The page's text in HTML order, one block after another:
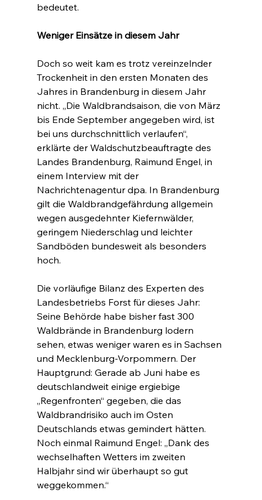
bedeutet.
Weniger Einsätze in diesem Jahr
Doch so weit kam es trotz vereinzelnder
Trockenheit in den ersten Monaten des
Jahres in Brandenburg in diesem Jahr
nicht. „Die Waldbrandsaison, die von März
bis Ende September angegeben wird, ist
bei uns durchschnittlich verlaufen“,
erklärte der Waldschutzbeauftragte des
Landes Brandenburg, Raimund Engel, in
einem Interview mit der
Nachrichtenagentur dpa. In Brandenburg
gilt die Waldbrandgefährdung allgemein
wegen ausgedehnter Kiefernwälder,
geringem Niederschlag und leichter
Sandböden bundesweit als besonders
hoch.
Die vorläufige Bilanz des Experten des
Landesbetriebs Forst für dieses Jahr:
Seine Behörde habe bisher fast 300
Waldbrände in Brandenburg lodern
sehen, etwas weniger waren es in Sachsen
und Mecklenburg-Vorpommern. Der
Hauptgrund: Gerade ab Juni habe es
deutschlandweit einige ergiebige
„Regenfronten“ gegeben, die das
Waldbrandrisiko auch im Osten
Deutschlands etwas gemindert hätten.
Noch einmal Raimund Engel: „Dank des
wechselhaften Wetters im zweiten
Halbjahr sind wir überhaupt so gut
weggekommen.“